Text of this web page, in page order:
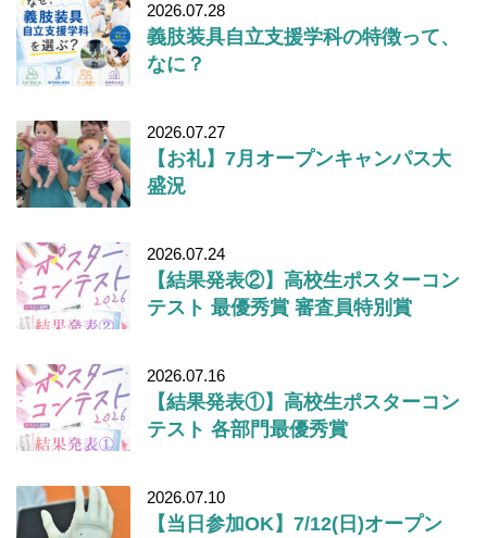
2026.07.28
義肢装具自立支援学科の特徴って、
なに？
2026.07.27
【お礼】7月オープンキャンパス大
盛況
2026.07.24
【結果発表②】高校生ポスターコン
テスト 最優秀賞 審査員特別賞
2026.07.16
【結果発表①】高校生ポスターコン
テスト 各部門最優秀賞
2026.07.10
【当日参加OK】7/12(日)オープン